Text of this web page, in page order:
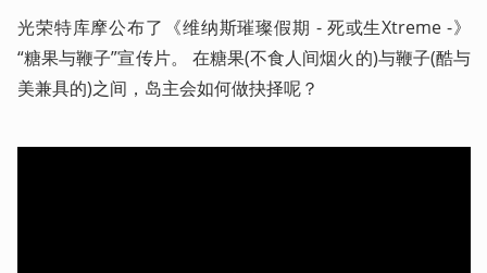
光荣特库摩公布了《维纳斯璀璨假期 - 死或生Xtreme -》
“糖果与鞭子”宣传片。 在糖果(不食人间烟火的)与鞭子(酷与
美兼具的)之间，岛主会如何做抉择呢？